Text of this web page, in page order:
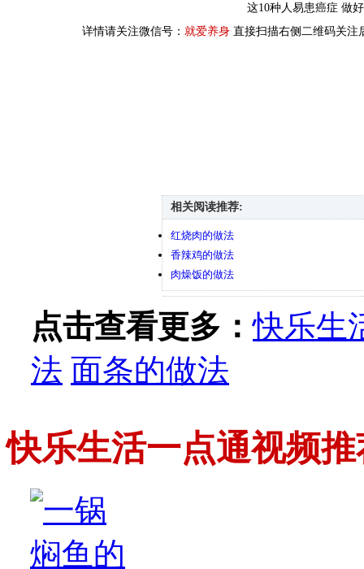
这10种人易患癌症 做
详情请关注微信号： 就爱养身 直接扫描右侧二维码关注
相关阅读推荐:
红烧肉的做法
香辣鸡的做法
肉燥饭的做法
点击查看更多：快乐生
法 面条的做法
快乐生活一点通视频推